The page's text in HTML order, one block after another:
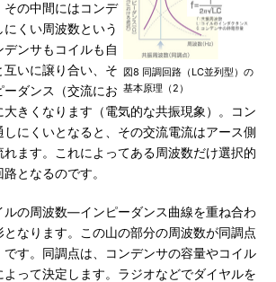
図8 同調回路（LC並列型）の
基本原理（2）
の中間にはコンデ
くい周波数という
ンサもコイルも自
いに譲り合い、そ
ダンス（交流にお
大きくなります（電気的な共振現象）。コン
にくいとなると、その交流電流はアース側
れます。これによってある周波数だけ選択的
となるのです。
の周波数―インピーダンス曲線を重ね合わ
なります。この山の部分の周波数が同調点
です。同調点は、コンデンサの容量やコイル
って決定します。ラジオなどでダイヤルを